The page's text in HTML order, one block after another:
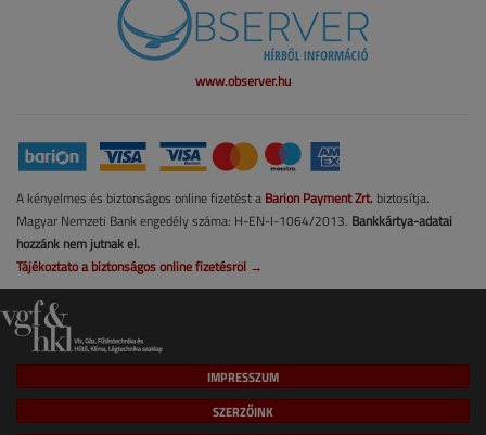
www.observer.hu
A kényelmes és biztonságos online fizetést a Barion Payment Zrt. biztosítja.
Magyar Nemzeti Bank engedély száma: H-EN-I-1064/2013. Bankkártya-adatai
hozzánk nem jutnak el.
Tájékoztató a biztonságos online fizetésről →
IMPRESSZUM
SZERZŐINK